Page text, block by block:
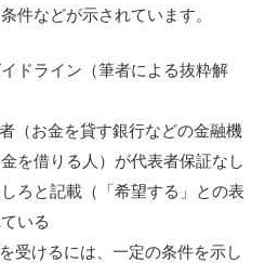
件などが示されています。
ドライン（筆者による抜粋解
（お金を貸す銀行などの金融機
を借りる人）が代表者保証なし
ろと記載（「希望する」との表
いる
受けるには、一定の条件を示し